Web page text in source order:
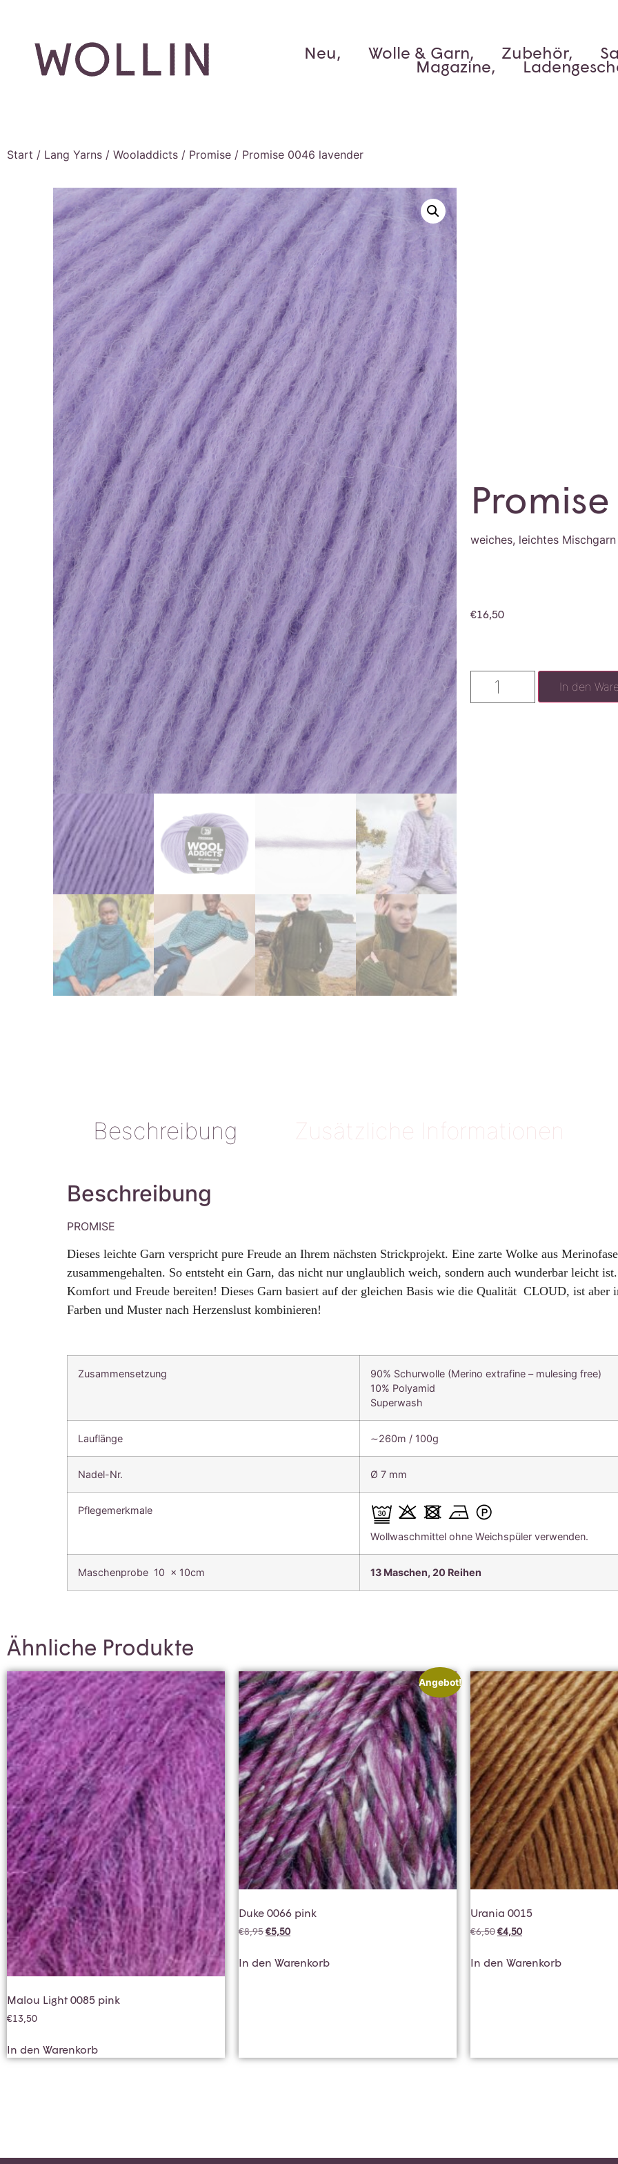
Neu, Wolle & Garn, Zubehör,
Magazine,
Start / Lang Yarns / Wooladdicts / Promise / Promise 0046 lavender
weiches, leichtes
€16,50
In den
Beschreibung Zusätzliche Informationen
Beschreibung
PROMISE
Dieses leichte Garn verspricht pure Freude an Ihrem nächsten Strickprojekt. Eine zarte Wolke aus
zusammengehalten. So entsteht ein Garn, das nicht nur unglaublich weich, sondern auch wunderbar leicht
Komfort und Freude bereiten! Dieses Garn basiert auf der gleichen Basis wie die Qualität CLOUD, ist aber
Farben und Muster nach Herzenslust kombinieren!
Zusammensetzung
90% Schurwolle (Merino extrafine – mulesing free)
10% Polyamid
Superwash
Lauflänge ∼260m / 100g
Nadel-Nr. Ø 7 mm
Pflegemerkmale
Wollwaschmittel ohne Weichspüler verwenden.
Maschenprobe 10 x 10cm 13 Maschen, 20 Reihen
Ähnliche Produkte
Malou Light 0085 pink
€13,50
In den Warenkorb
Angebot!
Duke 0066 pink
€8,95€5,50
In den Warenkorb
Urania 0015
€6,50€4,50
In den Warenkorb